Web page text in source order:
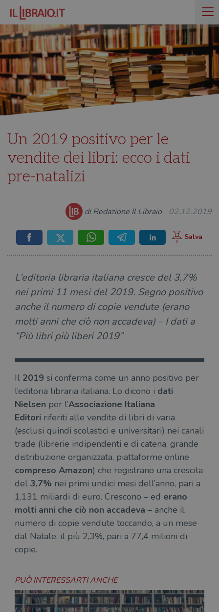
Un 2019 positivo per le
vendite dei libri: ecco i dati
pre-natalizi
di Redazione Il Libraio 02.12.2019
L’editoria libraria italiana cresce del 3,7%
nei primi 11 mesi del 2019. Segno positivo
anche il numero di copie vendute (erano
molti anni che ciò non accadeva) – I dati a
“Più libri più liberi 2019”
Il 2019 si conferma come un anno positivo per
l’editoria libraria italiana. Lo dicono i dati
Nielsen per l’Associazione Italiana
Editori riferiti alle vendite di libri di varia
(esclusi quindi scolastici e universitari) nei canali
trade (librerie indipendenti e di catena, grande
distribuzione organizzata, piattaforme online
compreso Amazon) che registrano una crescita
del 3,7% nei primi undici mesi dell’anno, pari a
1,131 miliardi di euro. Crescono – ed erano
molti anni che ciò non accadeva – anche il
numero di copie vendute toccando, a un mese
dal Natale, il più 2,3%, pari a 77,4 milioni di
copie.
PUÒ INTERESSARTI ANCHE